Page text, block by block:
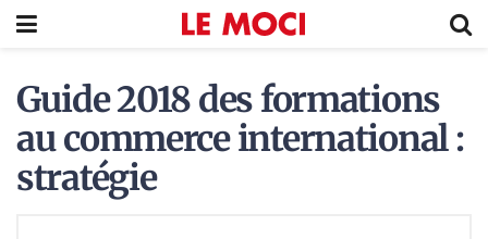
Guide 2018 des formations
au commerce international :
stratégie